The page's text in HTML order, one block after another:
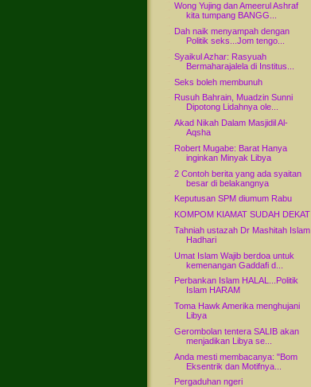
Wong Yujing dan Ameerul Ashraf
kita tumpang BANGG...
Dah naik menyampah dengan
Politik seks...Jom tengo...
Syaikul Azhar: Rasyuah
Bermaharajalela di Institus...
Seks boleh membunuh
Rusuh Bahrain, Muadzin Sunni
Dipotong Lidahnya ole...
Akad Nikah Dalam Masjidil Al-
Aqsha
Robert Mugabe: Barat Hanya
inginkan Minyak Libya
2 Contoh berita yang ada syaitan
besar di belakangnya
Keputusan SPM diumum Rabu
KOMPOM KIAMAT SUDAH DEKAT
Tahniah ustazah Dr Mashitah Islam
Hadhari
Umat Islam Wajib berdoa untuk
kemenangan Gaddafi d...
Perbankan Islam HALAL...Politik
Islam HARAM
Toma Hawk Amerika menghujani
Libya
Gerombolan tentera SALIB akan
menjadikan Libya se...
Anda mesti membacanya: "Bom
Eksentrik dan Motifnya...
Pergaduhan ngeri